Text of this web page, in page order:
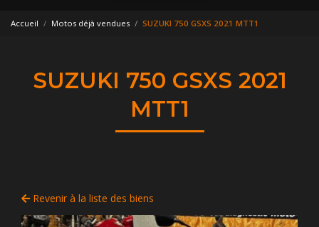
Accueil Motos déjà vendues SUZUKI 750 GSXS 2021 MTT1
SUZUKI 750 GSXS 2021
MTT1
Revenir à la liste des biens